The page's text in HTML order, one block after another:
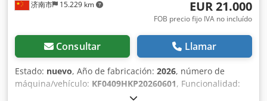
Precisión de posicionamiento: 0,08 mm • Velocidad de
avance: 300 mm/s • Eje Z: • Recorrido: 2.310 mm • Precisión
mm/s • Potencia del sistema eléctrico: 18,7 kW • Presión del
sistema neumático: 6 ± 1 bar • Capacidad de aceite
hidráulico: sin especificar Technical Specification Bending
Length 3060 mm
济南市 15.229 km EUR 21.000
FOB precio fijo IVA no incluído
Consultar Llamar
Estado: nuevo, Año de fabricación: 2026, número de
máquina/vehículo: KF0409HKP20260601, Funcionalidad:
, potencia: